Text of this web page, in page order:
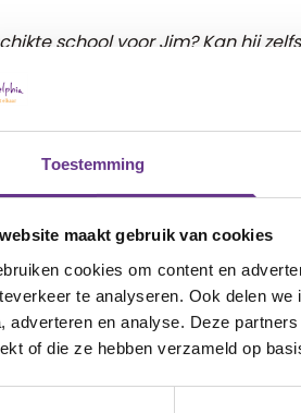
Toestemming
maakt gebruik van cookies
cookies om content en
te analyseren. Ook delen
adverteren en analyse. Deze
of die ze hebben verzameld op
school voor Jim? Kan hij
Kan hij een relatie krijgen? Een
in zitten...
naar de horizon, naar Jims
voor hem stond te schillen.
anderen, zorgde voor de
kleurde.
gewoon hetzelfde, schitterende
niet ongelukkig te worden. En
normaal.